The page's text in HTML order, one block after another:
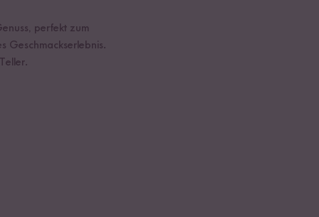
perfekt zum
Geschmackserlebnis.